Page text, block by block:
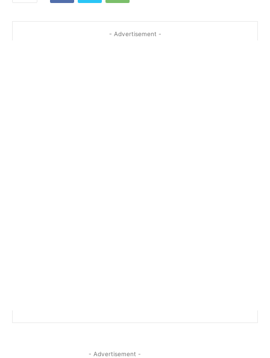
- Advertisement -
- Advertisement -